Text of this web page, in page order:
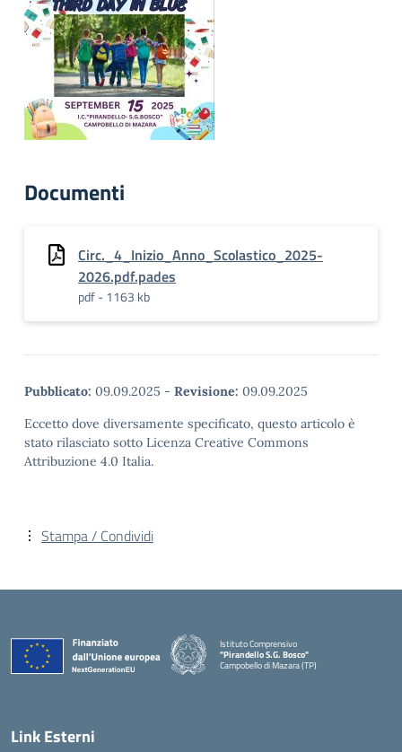
Documenti
Circ._4_Inizio_Anno_Scolastico_2025-
2026.pdf.pades
pdf - 1163 kb
Pubblicato: 09.09.2025 - Revisione: 09.09.2025
Eccetto dove diversamente specificato, questo articolo è
stato rilasciato sotto Licenza Creative Commons
Attribuzione 4.0 Italia.
Stampa / Condividi
Istituto Comprensivo
"Pirandello S.G. Bosco"
Campobello di Mazara (TP)
— Visita la pagina iniziale della scuola
Link Esterni